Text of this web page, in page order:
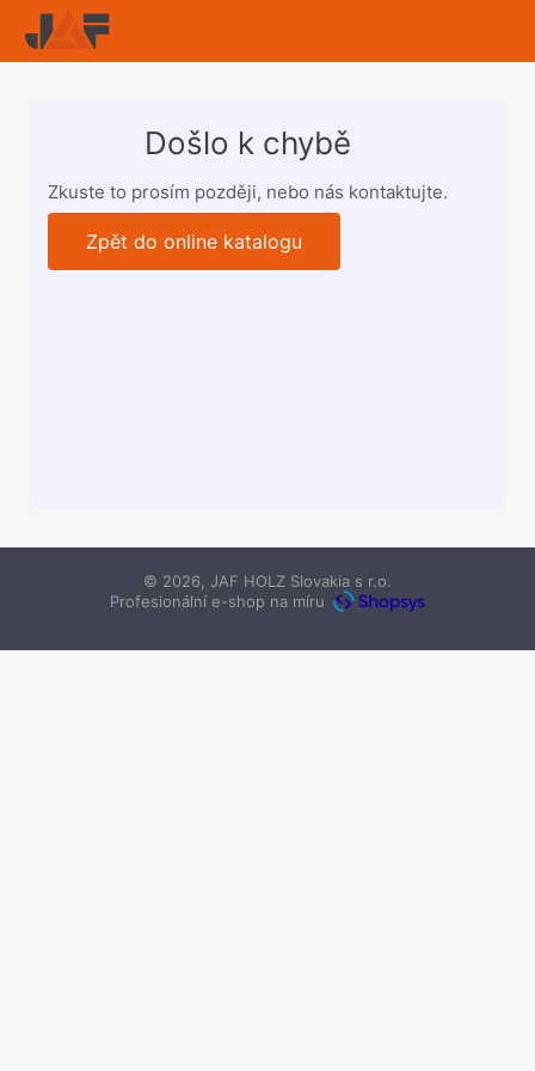
Došlo k chybě
Zkuste to prosím později, nebo nás kontaktujte.
Zpět do online katalogu
© 2026, JAF HOLZ Slovakia s r.o.
Profesionální e-shop na míru